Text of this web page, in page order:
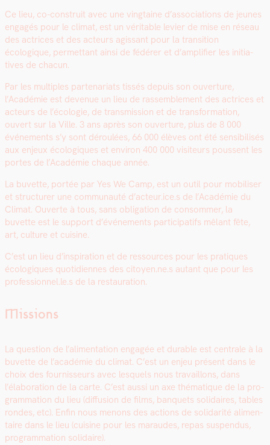
Ce lieu, co-con­stru­it avec une ving­taine d’associations de jeunes
engagés pour le cli­mat, est un véri­ta­ble levi­er de mise en réseau
des actri­ces et des acteurs agis­sant pour la tran­si­tion
écologique, per­me­t­tant ain­si de fédér­er et d’amplifier les ini­tia­
tives de cha­cun.
Par les mul­ti­ples parte­nar­i­ats tis­sés depuis son ouver­ture,
l’Académie est dev­enue un lieu de rassem­ble­ment des actri­ces et
acteurs de l’écologie, de trans­mis­sion et de trans­for­ma­tion,
ouvert sur la Ville. 3 ans après son ouver­ture, plus de 8 000
événe­ments s’y sont déroulées, 66 000 élèves ont été sen­si­bil­isés
aux enjeux écologiques et env­i­ron 400 000 vis­i­teurs poussent les
portes de l’Académie chaque année.
La buvette, portée par Yes We Camp, est un out­il pour mobilis­er
et struc­tur­er une com­mu­nauté d’acteur.ice.s de l’Académie du
Cli­mat. Ouverte à tous, sans oblig­a­tion de con­som­mer, la
buvette est le sup­port d’événements par­tic­i­pat­ifs mêlant fête,
art, cul­ture et cui­sine.
C’est un lieu d’inspiration et de ressources pour les pra­tiques
écologiques quo­ti­di­ennes des citoyen.ne.s autant que pour les
professionnel.le.s de la restau­ra­tion.
Missions
La ques­tion de l’alimentation engagée et durable est cen­trale à la
buvette de l’académie du cli­mat. C’est un enjeu présent dans le
choix des four­nisseurs avec lesquels nous tra­vail­lons, dans
l’élaboration de la carte. C’est aus­si un axe thé­ma­tique de la pro­
gram­ma­tion du lieu (dif­fu­sion de films, ban­quets sol­idaires, tables
ron­des, etc). Enfin nous menons des actions de sol­i­dar­ité ali­men­
taire dans le lieu (cui­sine pour les maraudes, repas sus­pendus,
pro­gram­ma­tion sol­idaire).